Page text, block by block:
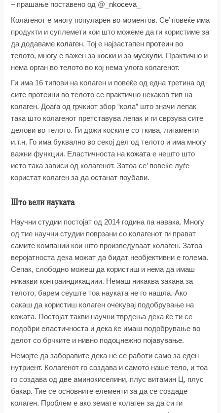
– прашање поставено од @ _nkoceva_
Колагенот е многу популарен во моментов. Се’ повеќе има
продукти и суплемети кои што можеме да ги користиме за
да додаваме колаген. Тој е најзастапен протеин во
телото, многу е важен за коски и за мускули. Практично и
нема орган во телото во кој нема улога колагенот.
Ги има 16 типови на колаген и повеќе од една третина од
сите протеини во телото се практично некаков тип на
колаген. Доаѓа од грчкиот збор “кола” што значи лепак
така што колагенот претставува лепак и ги сврзува сите
делови во телото. Ги држи коските со ткива, лигаменти
и.т.н. Го има буквално во секој дел од телото и има многу
важни функции. Еластичноста на кожата е нешто што
исто така зависи од колагенот. Затоа се’ повеќе луѓе
користат колаген за да останат поубави.
Што вели науката
Научни студии постојат од 2014 година па навака. Многу
од тие научни студии поврзани со колагенот ги прават
самите компании кои што произведуваат колаген. Затоа
веројатноста дека можат да бидат необјективни е голема.
Сепак, слободно можеш да користиш и нема да имаш
никакви контраиндикациии. Немаш никаква закана за
телото, барем сеуште тоа науката не го нашла. Ако
сакаш да користиш колаген очекувај подобрување на
кожата. Постојат такви научни тврдења дека ќе ти се
подобри еластичноста и дека ќе имаш подобрување во
делот со брчките и нивно подоцнежно појавување.
Немојте да заборавите дека не се работи само за еден
нутриент. Колагенот го создава и самото наше тело, и тоа
го создава од две аминокиселини, плус витамин Ц, плус
бакар. Тие се основните елементи за да се создаде
колаген. Проблем е ако земате колаген за да си ги